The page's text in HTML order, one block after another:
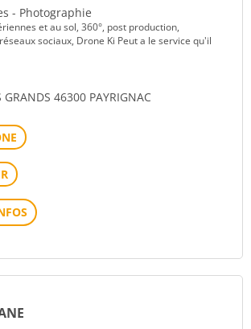
- Photographie
et au sol, 360°, post production,
sociaux, Drone Ki Peut a le service qu'il
GRANDS 46300 PAYRIGNAC